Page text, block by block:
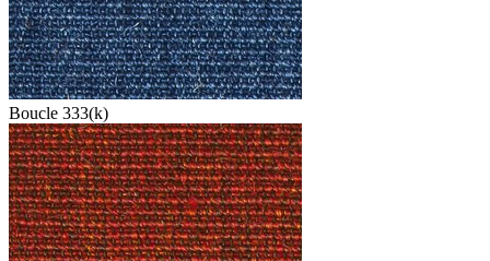
Boucle 333(k)